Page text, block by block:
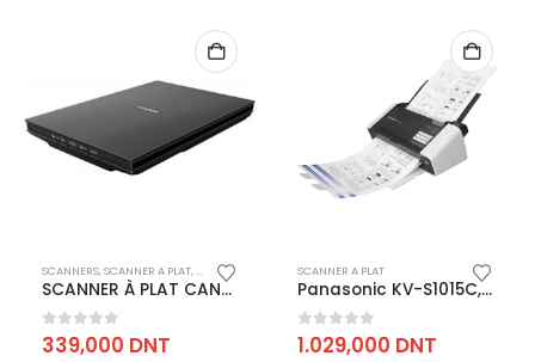
SCANNERS,SCANNER A PLAT,IMPRESSION
SCANNER À PLAT CANON CS LIDE 400 A4 – NOIR
0out of 5
339,000 DNT
SCANNER A PLAT
Panasonic KV-S1015C, Scanner de documents à Plat A4 20 pages/min
0 out of 5
1.029,000 DNT